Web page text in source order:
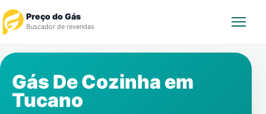
Preço do Gás
Buscador de revendas
Revendedor
Gás De Cozinha em
Tucano